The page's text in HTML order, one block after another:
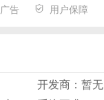
的自走棋游戏，
享受不一样的真
改器段级表
告 用户保障
开发商：暂无